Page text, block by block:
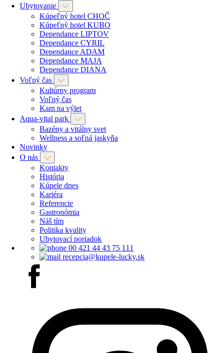
Ubytovanie
Kúpeľný hotel CHOČ
Kúpeľný hotel KUBO
Dependance LIPTOV
Dependance CYRIL
Dependance ADAM
Dependance MAJA
Dependance DIANA
Voľný čas
Kultúrny program
Voľný čas
Kam na výlet
Aqua-vital park
Bazény a vitálny svet
Wellness a soľná jaskyňa
Novinky
O nás
Kontakty
História
Kúpele dnes
Kariéra
Referencie
Gastronómia
Náš tím
Politika kvality
Ubytovací poriadok
00 421 44 43 75 111
recepcia@kupele-lucky.sk